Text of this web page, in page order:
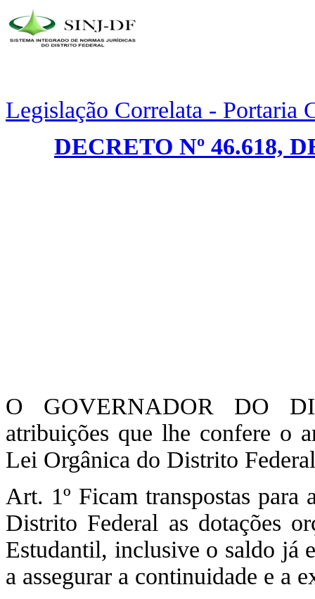
Legislação Correlata - Portaria
DECRETO Nº 46.618,
O GOVERNADOR DO
atribuições que lhe confere
Lei Orgânica do Distrito
Art. 1º Ficam transpostas para
Distrito Federal as dotações
Estudantil, inclusive o saldo já
a assegurar a continuidade e a